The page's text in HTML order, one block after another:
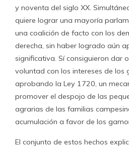
y noventa del siglo XX.
quiere lograr una mayoría
una coalición de facto con los
derecha, sin haber logrado aún
significativa. Sí consiguieron dar
voluntad con los intereses de los
aprobando la Ley 1720, un
promover el despojo de las
agrarias de las familias
acumulación a favor de los
El conjunto de estos hechos